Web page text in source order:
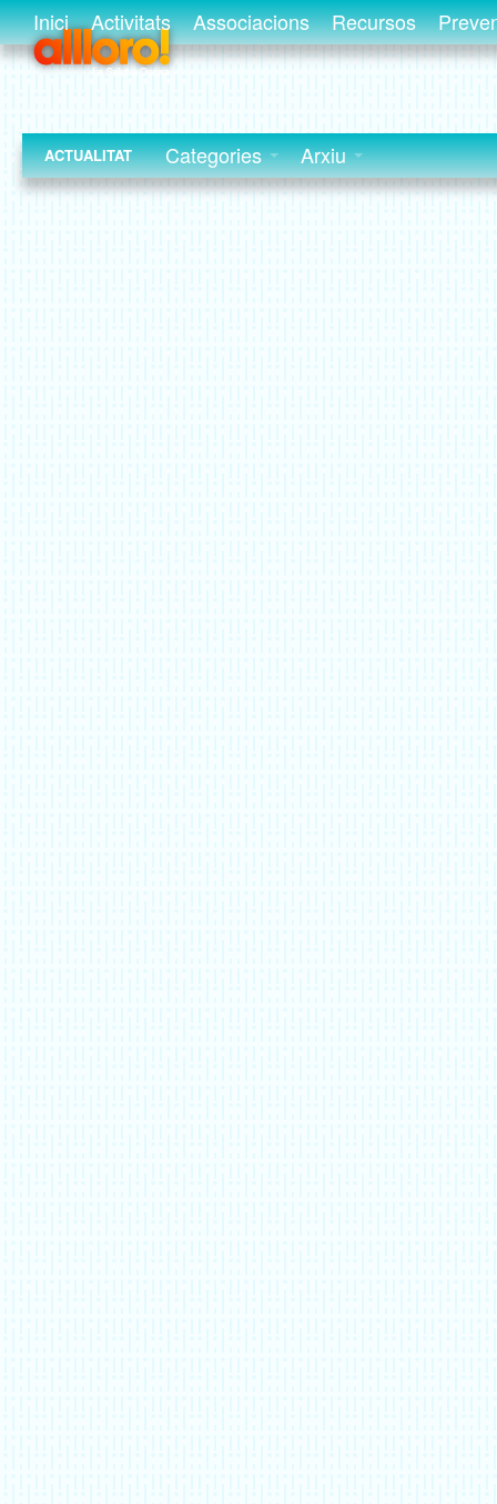
Inici Activitats Associacions Recursos
ACTUALITAT Categories Arxiu